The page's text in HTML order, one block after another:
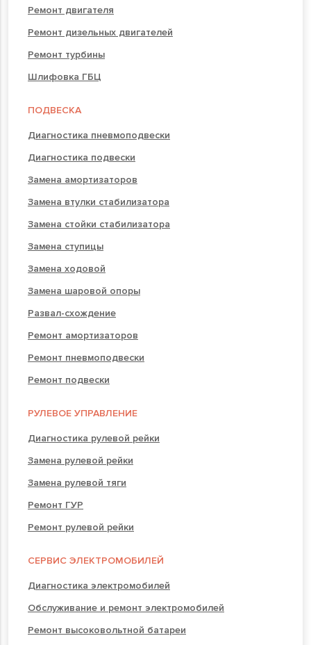
Ремонт двигателя
Ремонт дизельных двигателей
Ремонт турбины
Шлифовка ГБЦ
ПОДВЕСКА
Диагностика пневмоподвески
Диагностика подвески
Замена амортизаторов
Замена втулки стабилизатора
Замена стойки стабилизатора
Замена ступицы
Замена ходовой
Замена шаровой опоры
Развал-схождение
Ремонт амортизаторов
Ремонт пневмоподвески
Ремонт подвески
РУЛЕВОЕ УПРАВЛЕНИЕ
Диагностика рулевой рейки
Замена рулевой рейки
Замена рулевой тяги
Ремонт ГУР
Ремонт рулевой рейки
СЕРВИС ЭЛЕКТРОМОБИЛЕЙ
Диагностика электромобилей
Обслуживание и ремонт электромобилей
Ремонт высоковольтной батареи